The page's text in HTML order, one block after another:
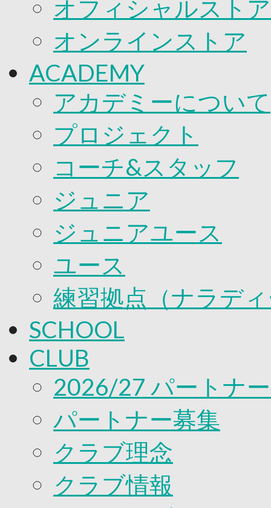
オフィシャルスト
オンラインストア
ACADEMY
アカデミーについて
プロジェクト
コーチ&スタッフ
ジュニア
ジュニアユース
ユース
練習拠点（ナラデ
SCHOOL
CLUB
2026/27 パートナ
パートナー募集
クラブ理念
クラブ情報